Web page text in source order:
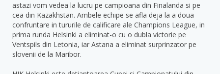
astazi vom vedea la lucru pe campioana din Finalanda si pe
cea din Kazakhstan. Ambele echipe se afla deja la a doua
confruntare in tururile de calificare ale Champions League, in
prima runda Helsinki a eliminat-o cu o dubla victorie pe
Ventspils din Letonia, iar Astana a eliminat surprinzator pe
slovenii de la Maribor.